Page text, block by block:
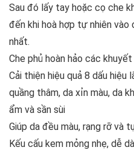
Sau đó lấy tay hoặc cọ che
đến khi hoà hợp tự nhiên
nhất.
Che phủ hoàn hảo các
Cải thiện hiệu quả 8 dấu hiệu
quầng thâm, da xỉn màu, da
ẩm và sần sùi
Giúp da đều màu, rạng rỡ và
Kếu cấu kem mỏng nhẹ, dễ